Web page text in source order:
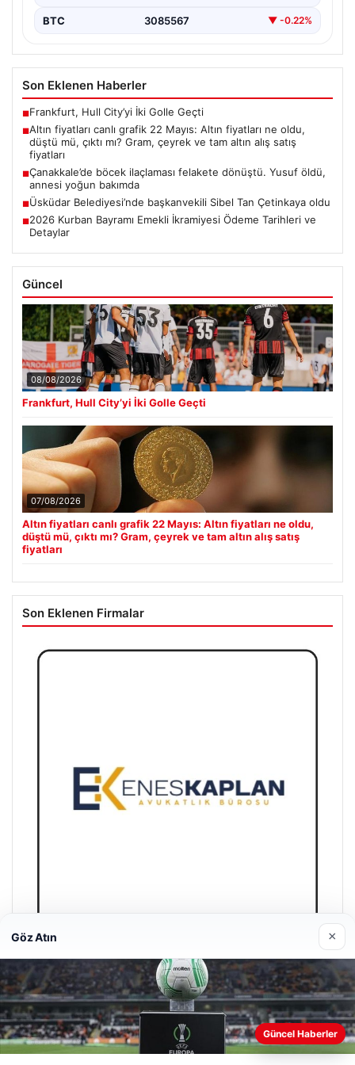
BTC 3085567 ▼ -0.22%
Son Eklenen Haberler
■Frankfurt, Hull City’yi İki Golle Geçti
■Altın fiyatları canlı grafik 22 Mayıs: Altın fiyatları ne oldu,
düştü mü, çıktı mı? Gram, çeyrek ve tam altın alış satış
fiyatları
■Çanakkale’de böcek ilaçlaması felakete dönüştü. Yusuf öldü,
annesi yoğun bakımda
■Üsküdar Belediyesi’nde başkanvekili Sibel Tan Çetinkaya oldu
■2026 Kurban Bayramı Emekli İkramiyesi Ödeme Tarihleri ve
Detaylar
Güncel
08/08/2026
Frankfurt, Hull City’yi İki Golle Geçti
07/08/2026
Altın fiyatları canlı grafik 22 Mayıs: Altın fiyatları ne oldu,
düştü mü, çıktı mı? Gram, çeyrek ve tam altın alış satış
fiyatları
Son Eklenen Firmalar
Enes Kaplan Avukatlık Bürosu
28/04/2026
Web sitemizi nasıl kullandığınızı daha iyi anlayabilmek,
Göz Atın ×
Güncel Haberler